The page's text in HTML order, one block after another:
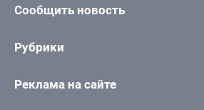
Сообщить новость
Рубрики
Реклама на сайте